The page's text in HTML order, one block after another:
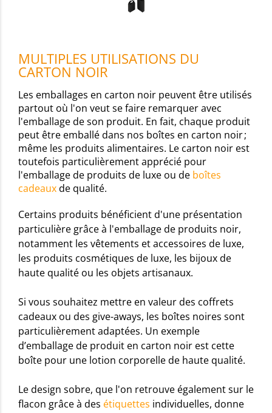
MULTIPLES UTILISATIONS DU
CARTON NOIR
Les emballages en carton noir peuvent être utilisés
partout où l'on veut se faire remarquer avec
l'emballage de son produit. En fait, chaque produit
peut être emballé dans nos boîtes en carton noir ;
même les produits alimentaires. Le carton noir est
toutefois particulièrement apprécié pour
l'emballage de produits de luxe ou de boîtes
cadeauxde qualité.
Certains produits bénéficient d'une présentation
particulière grâce à l'emballage de produits noir,
notamment les vêtements et accessoires de luxe,
les produits cosmétiques de luxe, les bijoux de
haute qualité ou les objets artisanaux.
Si vous souhaitez mettre en valeur des coffrets
cadeaux ou des give-aways, les boîtes noires sont
particulièrement adaptées. Un exemple
d’emballage de produit en carton noir est cette
boîte pour une lotion corporelle de haute qualité.
Le design sobre, que l'on retrouve également sur le
flacon grâce à des étiquettes individuelles, donne